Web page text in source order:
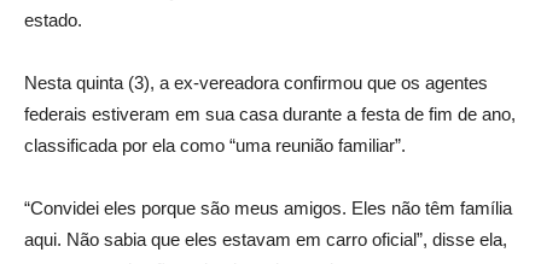
estado.
Nesta quinta (3), a ex-vereadora confirmou que os agentes
federais estiveram em sua casa durante a festa de fim de ano,
classificada por ela como “uma reunião familiar”.
“Convidei eles porque são meus amigos. Eles não têm família
aqui. Não sabia que eles estavam em carro oficial”, disse ela,